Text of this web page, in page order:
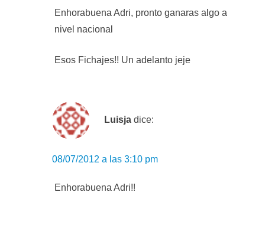
Enhorabuena Adri, pronto ganaras algo a
nivel nacional
Esos Fichajes!! Un adelanto jeje
Luisja dice:
08/07/2012 a las 3:10 pm
Enhorabuena Adri!!